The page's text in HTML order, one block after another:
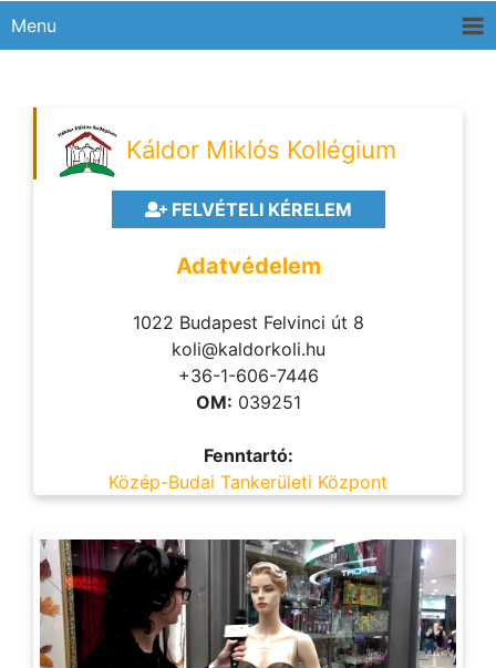
Menu
Káldor Miklós Kollégium
FELVÉTELI KÉRELEM
Adatvédelem
1022 Budapest Felvinci út 8
koli@kaldorkoli.hu
+36-1-606-7446
OM: 039251
Fenntartó:
Közép-Budai Tankerületi Központ